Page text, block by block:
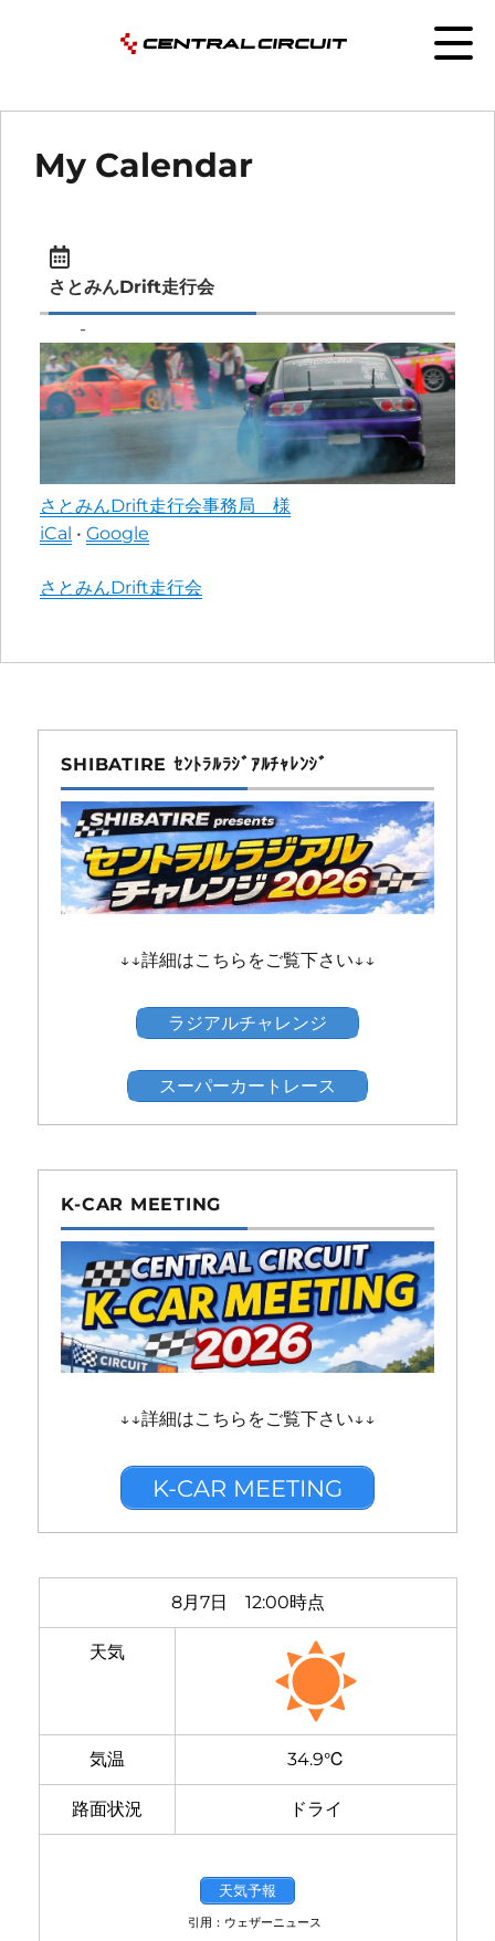
My Calendar
さとみんDrift走行会
-
さとみんDrift走行会事務局 様
iCal • Google
More
さとみんDrift走行会
SHIBATIRE ｾﾝﾄﾗﾙﾗｼﾞｱﾙﾁｬﾚﾝｼﾞ
↓↓詳細はこちらをご覧下さい↓↓
ラジアルチャレンジ
スーパーカートレース
K-CAR MEETING
↓↓詳細はこちらをご覧下さい↓↓
K-CAR MEETING
8月7日 12:00時点
天気
気温 34.9℃
路面状況 ドライ
天気予報
引用：ウェザーニュース